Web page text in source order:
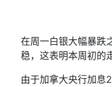
在周一白银大幅暴跌
稳，这表明本周初的
由于加拿大央行加息